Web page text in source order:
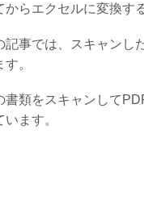
からエクセルに変換す
記事では、スキャンし
す。
書類をスキャンして
います。